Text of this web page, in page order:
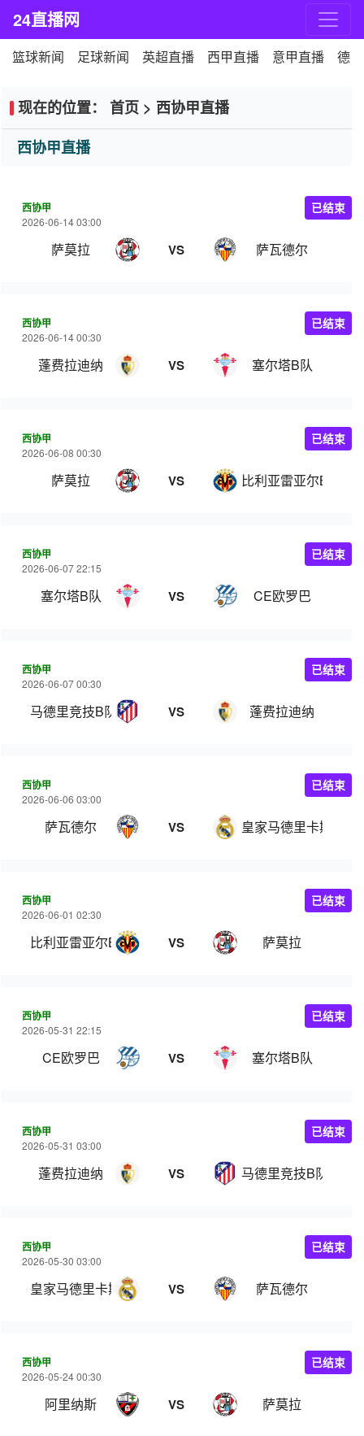
24直播网
篮球新闻 足球新闻 英超直播 西甲直播 意甲直播 德
现在的位置： 首页 > 西协甲直播
西协甲直播
西协甲
2026-06-14 03:00
萨莫拉 VS 萨瓦德尔
已结束
西协甲
2026-06-14 00:30
蓬费拉迪纳 VS 塞尔塔B队
已结束
西协甲
2026-06-08 00:30
萨莫拉 VS 比利亚雷亚尔B队
已结束
西协甲
2026-06-07 22:15
塞尔塔B队 VS CE欧罗巴
已结束
西协甲
2026-06-07 00:30
马德里竞技B队 VS 蓬费拉迪纳
已结束
西协甲
2026-06-06 03:00
萨瓦德尔 VS 皇家马德里卡斯蒂亚
已结束
西协甲
2026-06-01 02:30
比利亚雷亚尔B队 VS 萨莫拉
已结束
西协甲
2026-05-31 22:15
CE欧罗巴 VS 塞尔塔B队
已结束
西协甲
2026-05-31 03:00
蓬费拉迪纳 VS 马德里竞技B队
已结束
西协甲
2026-05-30 03:00
皇家马德里卡斯蒂亚 VS 萨瓦德尔
已结束
西协甲
2026-05-24 00:30
阿里纳斯 VS 萨莫拉
已结束